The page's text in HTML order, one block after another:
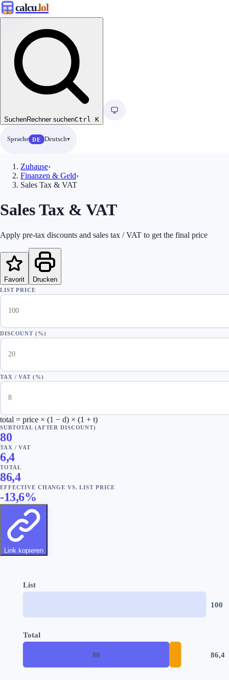
calcu.lol
SuchenRechner suchenCtrl K
Sprache DE Deutsch
Zuhause›
Finanzen & Geld›
Sales Tax & VAT
Sales Tax & VAT
Apply pre-tax discounts and sales tax / VAT to get the final price
Favorit Drucken
LIST PRICE
DISCOUNT (%)
TAX / VAT (%)
total = price × (1 − d) × (1 + t)
SUBTOTAL (AFTER DISCOUNT)
80
TAX / VAT
6,4
TOTAL
86,4
EFFECTIVE CHANGE VS. LIST PRICE
-13,6%
Link kopieren
List
100
Total
80 86,4